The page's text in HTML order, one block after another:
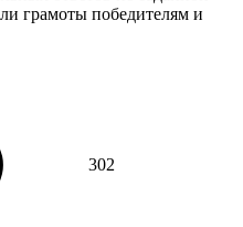
грамоты победителям и
302